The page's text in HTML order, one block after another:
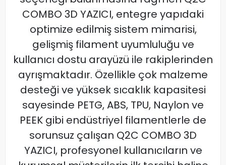
COMBO 3D YAZICI, entegre yapıdaki
optimize edilmiş sistem mimarisi,
gelişmiş filament uyumluluğu ve
kullanıcı dostu arayüzü ile rakiplerinden
ayrışmaktadır. Özellikle çok malzeme
desteği ve yüksek sıcaklık kapasitesi
sayesinde PETG, ABS, TPU, Naylon ve
PEEK gibi endüstriyel filamentlerle de
sorunsuz çalışan Q2C COMBO 3D
YAZICI, profesyonel kullanıcıların ve